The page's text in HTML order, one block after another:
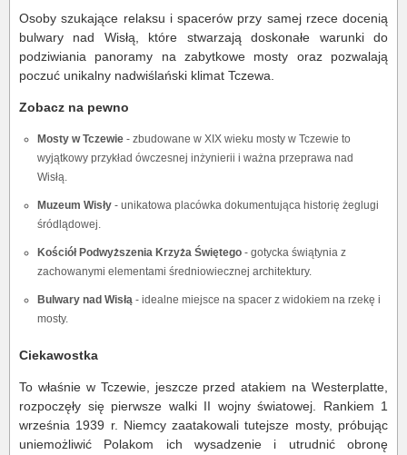
Osoby szukające relaksu i spacerów przy samej rzece docenią
bulwary nad Wisłą, które stwarzają doskonałe warunki do
podziwiania panoramy na zabytkowe mosty oraz pozwalają
poczuć unikalny nadwiślański klimat Tczewa.
Zobacz na pewno
Mosty w Tczewie - zbudowane w XIX wieku mosty w Tczewie to
wyjątkowy przykład ówczesnej inżynierii i ważna przeprawa nad
Wisłą.
Muzeum Wisły - unikatowa placówka dokumentująca historię żeglugi
śródlądowej.
Kościół Podwyższenia Krzyża Świętego - gotycka świątynia z
zachowanymi elementami średniowiecznej architektury.
Bulwary nad Wisłą - idealne miejsce na spacer z widokiem na rzekę i
mosty.
Ciekawostka
To właśnie w Tczewie, jeszcze przed atakiem na Westerplatte,
rozpoczęły się pierwsze walki II wojny światowej. Rankiem 1
września 1939 r. Niemcy zaatakowali tutejsze mosty, próbując
uniemożliwić Polakom ich wysadzenie i utrudnić obronę